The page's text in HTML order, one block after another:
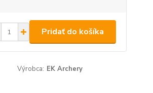
Pridať do košíka
Výrobca: EK Archery